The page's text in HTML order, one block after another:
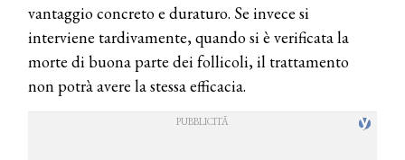
vantaggio concreto e duraturo. Se invece si
interviene tardivamente, quando si è verificata la
morte di buona parte dei follicoli, il trattamento
non potrà avere la stessa efficacia.